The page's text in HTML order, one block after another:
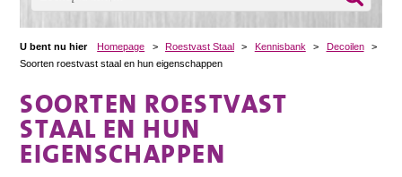
U bent nu hier Homepage > Roestvast Staal > Kennisbank > Decoilen
>
Soorten roestvast staal en hun eigenschappen
SOORTEN ROESTVAST
STAAL EN HUN
EIGENSCHAPPEN